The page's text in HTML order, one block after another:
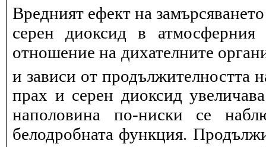
Вредният ефект на
серен диоксид в атмосферния
отношение на дихателните
и зависи от продължителността
прах и серен диоксид
наполовина по-ниски се
белодробната функция.